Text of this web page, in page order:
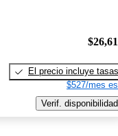
El precio incluye tasas
$527/mes
Verif. disponibilidad